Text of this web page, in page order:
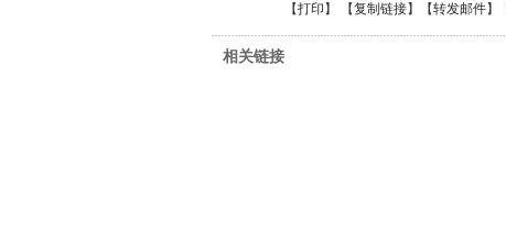
【打印 】 【复制链接】【转发邮件】
相关链接